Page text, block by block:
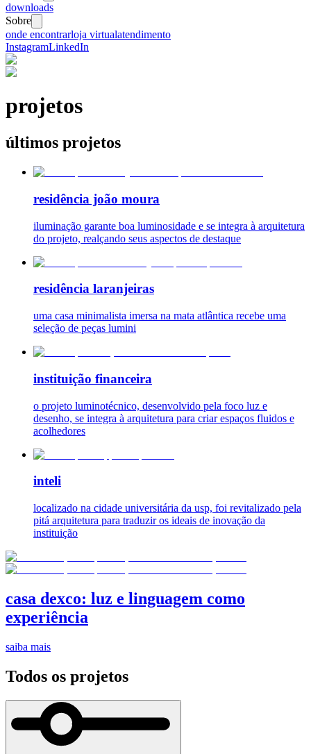
downloads
Sobre
onde encontrarloja virtualatendimento
InstagramLinkedIn
projetos
últimos projetos
residência joão moura
iluminação garante boa luminosidade e se integra à arquitetura
do projeto, realçando seus aspectos de destaque
residência laranjeiras
uma casa minimalista imersa na mata atlântica recebe uma
seleção de peças lumini
instituição financeira
o projeto luminotécnico, desenvolvido pela foco luz e
desenho, se integra à arquitetura para criar espaços fluidos e
acolhedores
inteli
localizado na cidade universitária da usp, foi revitalizado pela
pitá arquitetura para traduzir os ideais de inovação da
instituição
casa dexco: luz e linguagem como
experiência
saiba mais
Todos os projetos